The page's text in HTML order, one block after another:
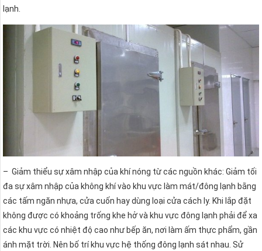
lạnh.
– Giảm thiểu sự xâm nhập của khí nóng từ các nguồn khác: Giảm tối
đa sự xâm nhập của không khí vào khu vực làm mát/đông lạnh bằng
các tấm ngăn nhựa, cửa cuốn hay dùng loại cửa cách ly. Khi lắp đặt
không được có khoảng trống khe hở và khu vực đông lạnh phải để xa
các khu vực có nhiệt độ cao như bếp ăn, nơi làm ấm thực phẩm, gần
ánh mặt trời. Nên bố trí khu vực hệ thống đông lạnh sát nhau. Sử